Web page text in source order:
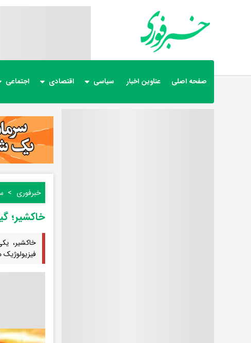
صفحه اصلی عناوین اخبار سیاسی اقتصادی اجتماعی
خبرفوری
خاکشیر؛
خاکشیر،